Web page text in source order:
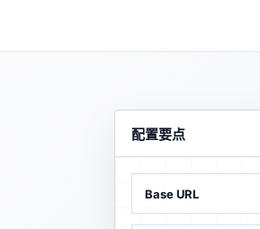
配置要点
Base URL